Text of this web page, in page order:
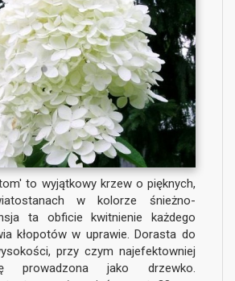
to wyjątkowy krzew o pięknych,
w kolorze śnieżno-
ta obficie kwitnienie każdego
kłopotów w uprawie. Dorasta do
przy czym najefektowniej
prowadzona jako drzewko.